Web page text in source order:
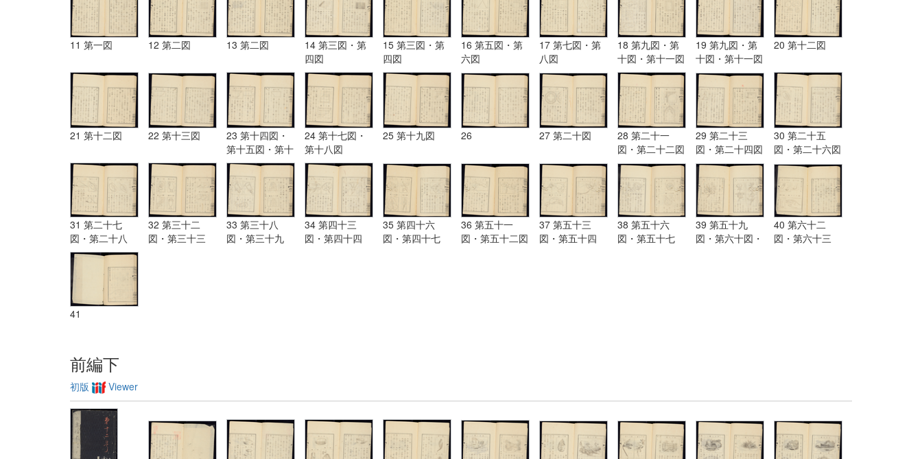
11 第一図 12 第二図 13 第二図
14 第三図・第
四図
15 第三図・第
四図
16 第五図・第
六図
17 第七図・第
八図
18 第九図・第
十図・第十一図
19 第九図・第
十図・第十一図
20 第十二図
21 第十二図 22 第十三図
23 第十四図・
第十五図・第十
六図
24 第十七図・
第十八図
25 第十九図 26 27 第二十図
28 第二十一
図・第二十二図
29 第二十三
図・第二十四図
30 第二十五
図・第二十六図
31 第二十七
図・第二十八
図・第二十九
図・第三十図・
第三十一図
32 第三十二
図・第三十三
33 第三十八
図・第三十九
34 第四十三
図・第四十四
35 第四十六
図・第四十七
36 第五十一
図・第五十二図
37 第五十三
図・第五十四
38 第五十六
図・第五十七
39 第五十九
図・第六十図・
40 第六十二
図・第六十三
41
前編下
初版 Viewer